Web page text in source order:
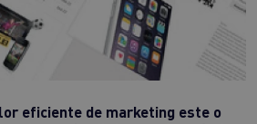
eficiente de marketing este o